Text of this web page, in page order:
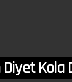
Kola